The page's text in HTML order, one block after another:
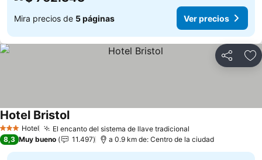
Mira precios de 5 páginas Ver precios
Compartir
3 Estrellas
Hotel El encanto del sistema de llave tradicional
Hotel BristolVer precios
8,3 Muy bueno 11.497 a 0.9 km de: Centro de la ciudad